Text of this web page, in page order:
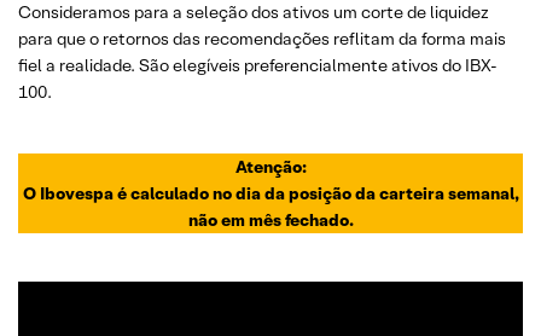
Consideramos para a seleção dos ativos um corte de liquidez
para que o retornos das recomendações reflitam da forma mais
fiel a realidade. São elegíveis preferencialmente ativos do IBX-
100.
Atenção:
O Ibovespa é calculado no dia da posição da carteira semanal,
não em mês fechado.